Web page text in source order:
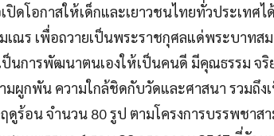
โอกาสให้เด็กและเยาวชนไทยทั่วประเทศไ
ณร เพื่อถวายเป็นพระราชกุศลแด่พระบาทสม
นการพัฒนาตนเองให้เป็นคนดี มีคุณธรรม จริ
กพัน ความใกล้ชิดกับวัดและศาสนา รวมถึงเ
ร้อน จำนวน 80 รูป ตามโครงการบรรพชาส